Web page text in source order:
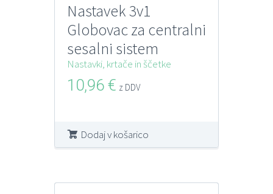
Nastavek 3v1
Globovac za centralni
sesalni sistem
Nastavki, krtače in ščetke
10,96 € z DDV
Dodaj v košarico